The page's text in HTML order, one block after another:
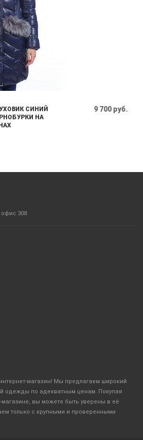
СИНИЙ
НА
9 700 руб.
офис 308
магазин! Мы предлагаем широкий
одежды по адекватным ценам. Покупая
вы можете быть уверены в её
только с крупными и проверенными